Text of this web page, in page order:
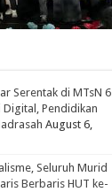
Serentak di MTsN 6
Pendidikan
August 6,
Seluruh Murid
Berbaris HUT ke-